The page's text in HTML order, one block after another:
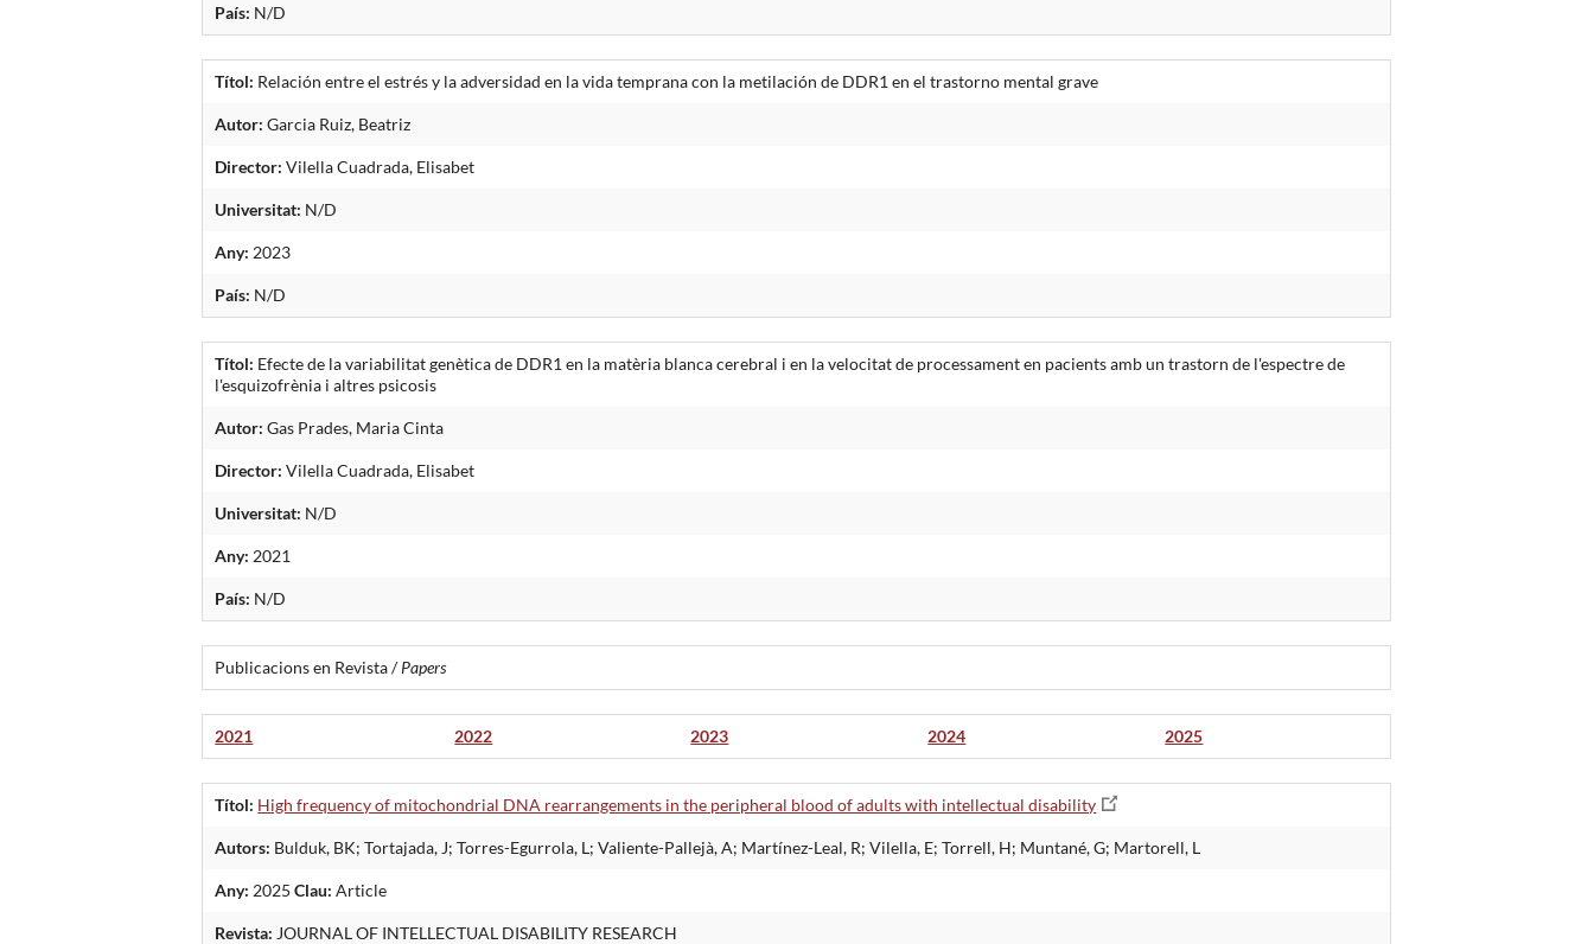
País: N/D
Títol: Relación entre el estrés y la adversidad en la vida temprana con la metilación de DDR1 en el trastorno mental grave
Autor: Garcia Ruiz, Beatriz
Director: Vilella Cuadrada, Elisabet
Universitat: N/D
Any: 2023
País: N/D
Títol: Efecte de la variabilitat genètica de DDR1 en la matèria blanca cerebral i en la velocitat de processament en pacients amb un trastorn de l'espectre de
l'esquizofrènia i altres psicosis
Autor: Gas Prades, Maria Cinta
Director: Vilella Cuadrada, Elisabet
Universitat: N/D
Any: 2021
País: N/D
Publicacions en Revista /Papers
2021 2022 2023 2024 2025
Títol: High frequency of mitochondrial DNA rearrangements in the peripheral blood of adults with intellectual disability
Autors: Bulduk, BK; Tortajada, J; Torres-Egurrola, L; Valiente-Pallejà, A; Martínez-Leal, R; Vilella, E; Torrell, H; Muntané, G; Martorell, L
Any: 2025Clau: Article
Revista: JOURNAL OF INTELLECTUAL DISABILITY RESEARCH